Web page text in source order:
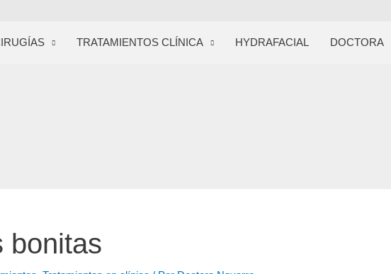
TRATAMIENTOS CLÍNICA HYDRAFACIAL DOCTORA
bonitas